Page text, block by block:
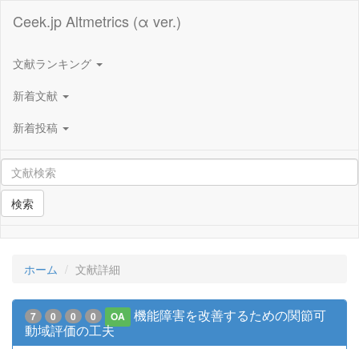
Ceek.jp Altmetrics (α ver.)
文献ランキング
新着文献
新着投稿
検索
ホーム 文献詳細
7 0 0 0 OA
機能障害を改善するための関節可
動域評価の工夫